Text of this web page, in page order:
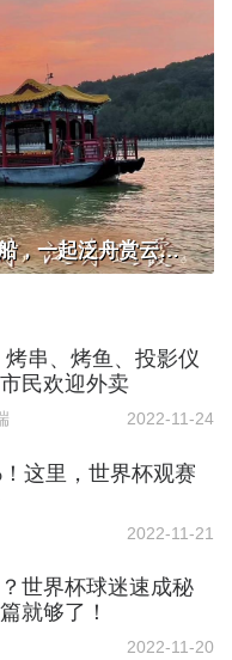
北京多家市属公园延时开放游船，一起泛舟赏云霞！
串、烤鱼、投影仪
民欢迎外卖
2022-11-24
这里，世界杯观赛
2022-11-21
世界杯球迷速成秘
就够了！
2022-11-20